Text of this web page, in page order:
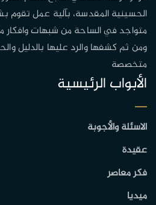
الحسينية المقدسة، بآلية عمل
متواجد في الساحة من شبهات
ومن ثم كشفها والرد عليها بالدليل
متخصصة
الأبواب الرئيسية
الاسئلة والأجوبة
عقيدة
فكر معاصر
ميديا